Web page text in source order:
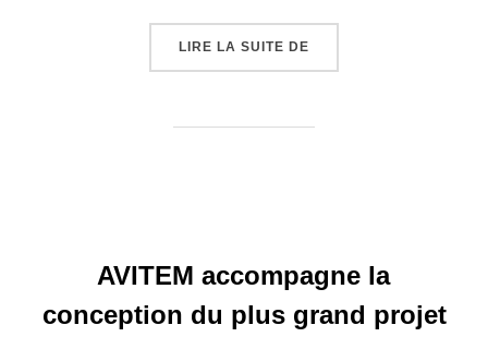
LIRE LA SUITE DE
AVITEM accompagne la
conception du plus grand projet